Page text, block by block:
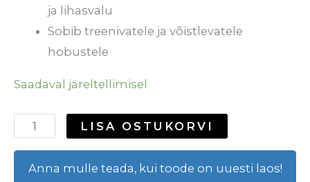
ja lihasvalu
Sobib treenivatele ja võistlevatele
hobustele
Saadaval järeltellimisel
LISA OSTUKORVI
Anna mulle teada, kui toode on uuesti laos!